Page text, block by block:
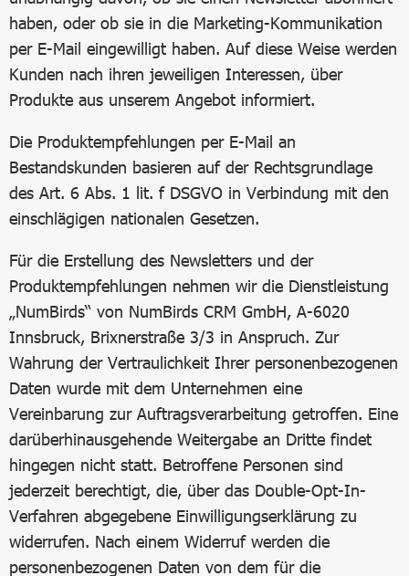
haben, oder ob sie in die Marketing-Kommunikation
per E-Mail eingewilligt haben. Auf diese Weise werden
Kunden nach ihren jeweiligen Interessen, über
Produkte aus unserem Angebot informiert.
Die Produktempfehlungen per E-Mail an
Bestandskunden basieren auf der Rechtsgrundlage
des Art. 6 Abs. 1 lit. f DSGVO in Verbindung mit den
einschlägigen nationalen Gesetzen.
Für die Erstellung des Newsletters und der
Produktempfehlungen nehmen wir die Dienstleistung
„NumBirds“ von NumBirds CRM GmbH, A-6020
Innsbruck, Brixnerstraße 3/3 in Anspruch. Zur
Wahrung der Vertraulichkeit Ihrer personenbezogenen
Daten wurde mit dem Unternehmen eine
Vereinbarung zur Auftragsverarbeitung getroffen. Eine
darüberhinausgehende Weitergabe an Dritte findet
hingegen nicht statt. Betroffene Personen sind
jederzeit berechtigt, die, über das Double-Opt-In-
Verfahren abgegebene Einwilligungserklärung zu
widerrufen. Nach einem Widerruf werden die
personenbezogenen Daten von dem für die